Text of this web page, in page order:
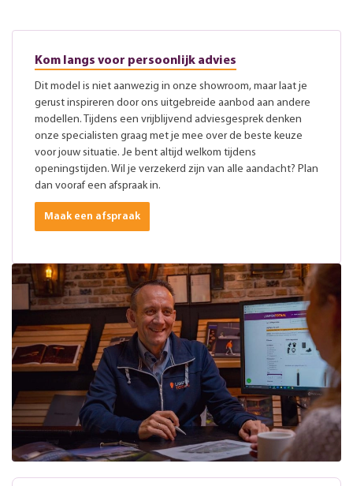
Kom langs voor persoonlijk advies
Dit model is niet aanwezig in onze showroom, maar laat je
gerust inspireren door ons uitgebreide aanbod aan andere
modellen. Tijdens een vrijblijvend adviesgesprek denken
onze specialisten graag met je mee over de beste keuze
voor jouw situatie. Je bent altijd welkom tijdens
openingstijden. Wil je verzekerd zijn van alle aandacht? Plan
dan vooraf een afspraak in.
Maak een afspraak